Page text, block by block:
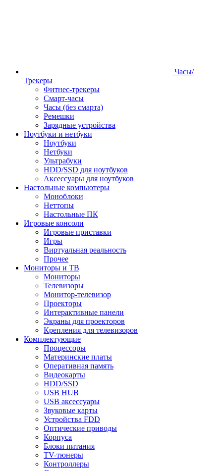
Часы/
Трекеры
Фитнес-трекеры
Смарт-часы
Часы (без смарта)
Ремешки
Зарядные устройства
Ноутбуки и нетбуки
Ноутбуки
Нетбуки
Ультрабуки
HDD/SSD для ноутбуков
Аксессуары для ноутбуков
Настольные компьютеры
Моноблоки
Неттопы
Настольные ПК
Игровые консоли
Игровые приставки
Игры
Виртуальная реальность
Прочее
Мониторы и ТВ
Мониторы
Телевизоры
Монитор-телевизор
Проекторы
Интерактивные панели
Экраны для проекторов
Крепления для телевизоров
Комплектующие
Процессоры
Материнские платы
Оперативная память
Видеокарты
HDD/SSD
USB HUB
USB аксессуары
Звуковые карты
Устройства FDD
Оптические приводы
Корпуса
Блоки питания
TV-тюнеры
Контроллеры